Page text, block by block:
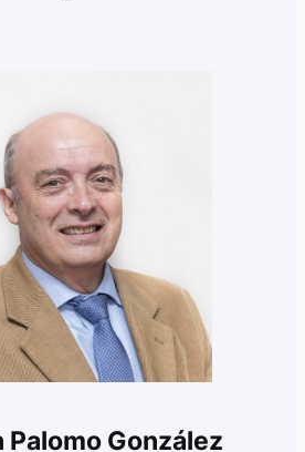
Palomo González